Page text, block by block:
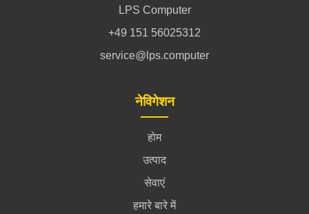
LPS Computer
+49 151 56025312
service@lps.computer
नेविगेशन
होम
उत्पाद
सेवाएं
हमारे बारे में